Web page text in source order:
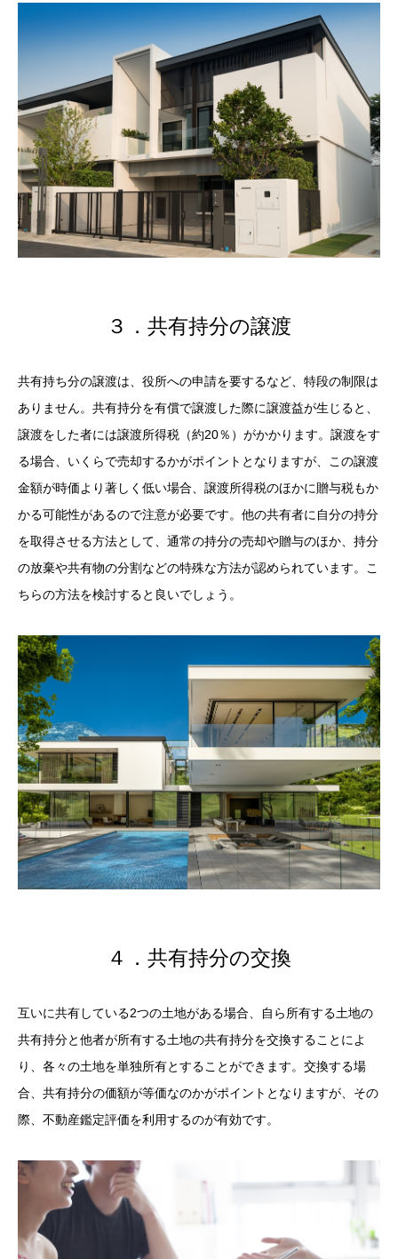
３．共有持分の譲渡
共有持ち分の譲渡は、役所への申請を要するなど、特段の制限は
ありません。共有持分を有償で譲渡した際に譲渡益が生じると、
譲渡をした者には譲渡所得税（約20％）がかかります。譲渡をす
る場合、いくらで売却するかがポイントとなりますが、この譲渡
金額が時価より著しく低い場合、譲渡所得税のほかに贈与税もか
かる可能性があるので注意が必要です。他の共有者に自分の持分
を取得させる方法として、通常の持分の売却や贈与のほか、持分
の放棄や共有物の分割などの特殊な方法が認められています。こ
ちらの方法を検討すると良いでしょう。
４．共有持分の交換
互いに共有している2つの土地がある場合、自ら所有する土地の
共有持分と他者が所有する土地の共有持分を交換することによ
り、各々の土地を単独所有とすることができます。交換する場
合、共有持分の価額が等価なのかがポイントとなりますが、その
際、不動産鑑定評価を利用するのが有効です。